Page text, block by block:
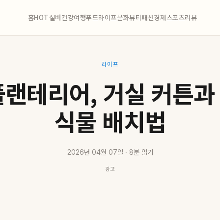
홈HOT실버건강여행푸드라이프문화뷰티패션경제스포츠리뷰
라이프
테리어, 거실 커튼
식물 배치법
2026년 04월 07일 · 8분 읽기
광고